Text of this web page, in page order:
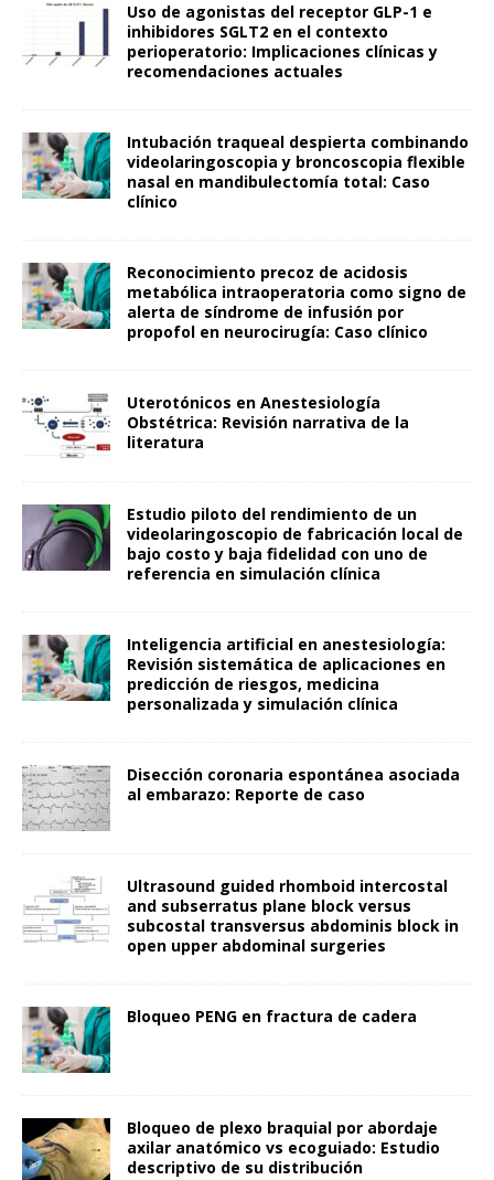
Uso de agonistas del receptor GLP-1 e
inhibidores SGLT2 en el contexto
perioperatorio: Implicaciones clínicas y
recomendaciones actuales
Intubación traqueal despierta combinando
videolaringoscopia y broncoscopia flexible
nasal en mandibulectomía total: Caso
clínico
Reconocimiento precoz de acidosis
metabólica intraoperatoria como signo de
alerta de síndrome de infusión por
propofol en neurocirugía: Caso clínico
Uterotónicos en Anestesiología
Obstétrica: Revisión narrativa de la
literatura
Estudio piloto del rendimiento de un
videolaringoscopio de fabricación local de
bajo costo y baja fidelidad con uno de
referencia en simulación clínica
Inteligencia artificial en anestesiología:
Revisión sistemática de aplicaciones en
predicción de riesgos, medicina
personalizada y simulación clínica
Disección coronaria espontánea asociada
al embarazo: Reporte de caso
Ultrasound guided rhomboid intercostal
and subserratus plane block versus
subcostal transversus abdominis block in
open upper abdominal surgeries
Bloqueo PENG en fractura de cadera
Bloqueo de plexo braquial por abordaje
axilar anatómico vs ecoguiado: Estudio
descriptivo de su distribución